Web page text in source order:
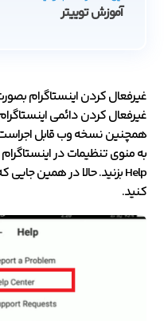
آموزش توییتر
غیرفعال کردن اینستاگرام
غیرفعال کردن دائمی
همچنین نسخه وب قابل اجراست.
به منوی تنظیمات در
کنید.